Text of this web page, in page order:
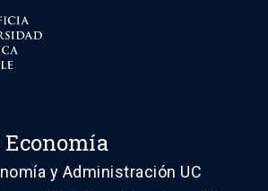
y Administración UC